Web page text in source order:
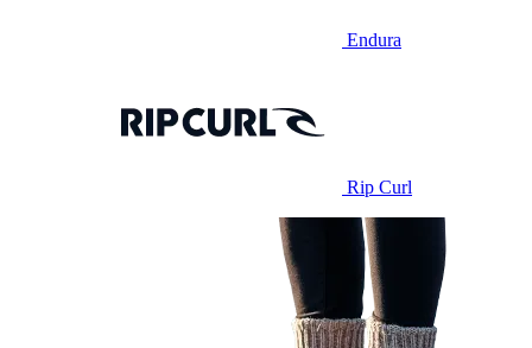
Endura
Rip Curl